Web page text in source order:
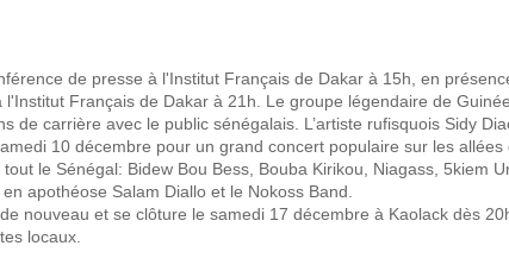
de presse à l'Institut Français de Dakar à 15h, en
Français de Dakar à 21h. Le groupe légendaire de
de carrière avec le public sénégalais. L’artiste rufisquois Sidy
10 décembre pour un grand concert populaire sur les
le Sénégal: Bidew Bou Bess, Bouba Kirikou, Niagass, 5kiem
apothéose Salam Diallo et le Nokoss Band.
nouveau et se clôture le samedi 17 décembre à Kaolack dès
locaux.